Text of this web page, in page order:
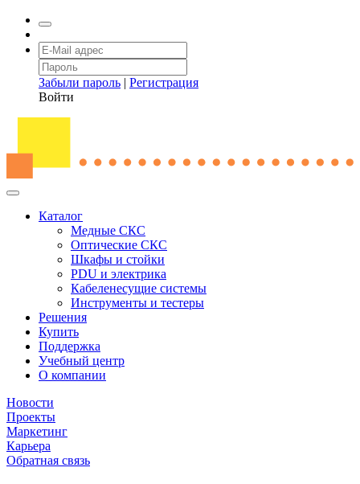
Забыли пароль | Регистрация
Войти
Каталог
Медные СКС
Оптические СКС
Шкафы и стойки
PDU и электрика
Кабеленесущие системы
Инструменты и тестеры
Решения
Купить
Поддержка
Учебный центр
О компании
Новости
Проекты
Маркетинг
Карьера
Обратная связь